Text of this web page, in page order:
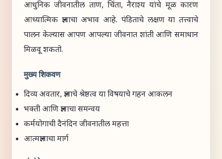
आधुनिक जीवनातील ताण, चिंता, नैराश्य यांचे मूळ कारण
आध्यात्मिक ज्ञानाचा अभाव आहे. पंडिताचे लक्षण या तत्त्वाचे
पालन केल्यास आपण आपल्या जीवनात शांती आणि समाधान
मिळवू शकतो.
मुख्य शिकवण
दिव्य अवतार, ज्ञानाचे श्रेष्ठत्व या विषयाचे गहन आकलन
भक्ती आणि ज्ञानाचा समन्वय
कर्मयोगाची दैनंदिन जीवनातील महत्ता
आत्मज्ञानाचा मार्ग